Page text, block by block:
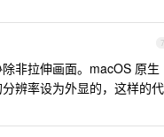
7
非拉伸画面。macOS 原生
辨率设为外显的，这样的代